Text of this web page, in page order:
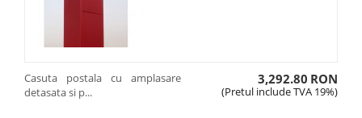
Casuta postala cu amplasare
detasata si p...
3,292.80 RON
(Pretul include TVA 19%)